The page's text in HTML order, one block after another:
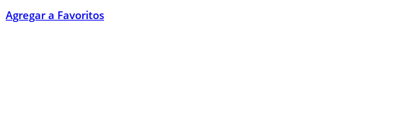
Agregar a Favoritos